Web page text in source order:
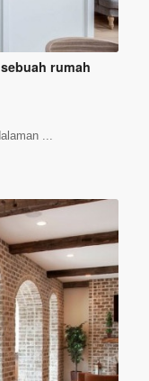
rumah
...